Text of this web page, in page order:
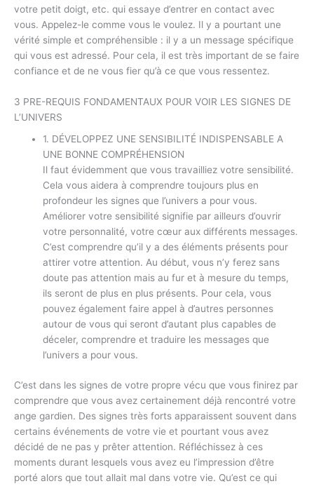
votre petit doigt, etc. qui essaye d’entrer en contact avec
vous. Appelez-le comme vous le voulez. Il y a pourtant une
vérité simple et compréhensible : il y a un message spécifique
qui vous est adressé. Pour cela, il est très important de se faire
confiance et de ne vous fier qu’à ce que vous ressentez.
3 PRE-REQUIS FONDAMENTAUX POUR VOIR LES SIGNES DE
L’UNIVERS
1. DÉVELOPPEZ UNE SENSIBILITÉ INDISPENSABLE A
UNE BONNE COMPRÉHENSION
Il faut évidemment que vous travailliez votre sensibilité.
Cela vous aidera à comprendre toujours plus en
profondeur les signes que l’univers a pour vous.
Améliorer votre sensibilité signifie par ailleurs d’ouvrir
votre personnalité, votre cœur aux différents messages.
C’est comprendre qu’il y a des éléments présents pour
attirer votre attention. Au début, vous n’y ferez sans
doute pas attention mais au fur et à mesure du temps,
ils seront de plus en plus présents. Pour cela, vous
pouvez également faire appel à d’autres personnes
autour de vous qui seront d’autant plus capables de
déceler, comprendre et traduire les messages que
l’univers a pour vous.
C’est dans les signes de votre propre vécu que vous finirez par
comprendre que vous avez certainement déjà rencontré votre
ange gardien. Des signes très forts apparaissent souvent dans
certains événements de votre vie et pourtant vous avez
décidé de ne pas y prêter attention. Réfléchissez à ces
moments durant lesquels vous avez eu l’impression d’être
porté alors que tout allait mal dans votre vie. Qu’est ce qui